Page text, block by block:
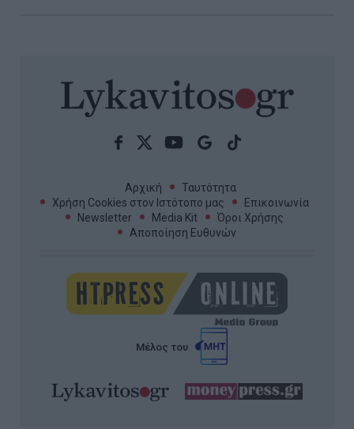
Αρχική
Ταυτότητα
Χρήση Cookies στον Ιστότοπο μας
Επικοινωνία
Newsletter
Media Kit
Όροι Χρήσης
Αποποίηση Ευθυνών
Μέλος του